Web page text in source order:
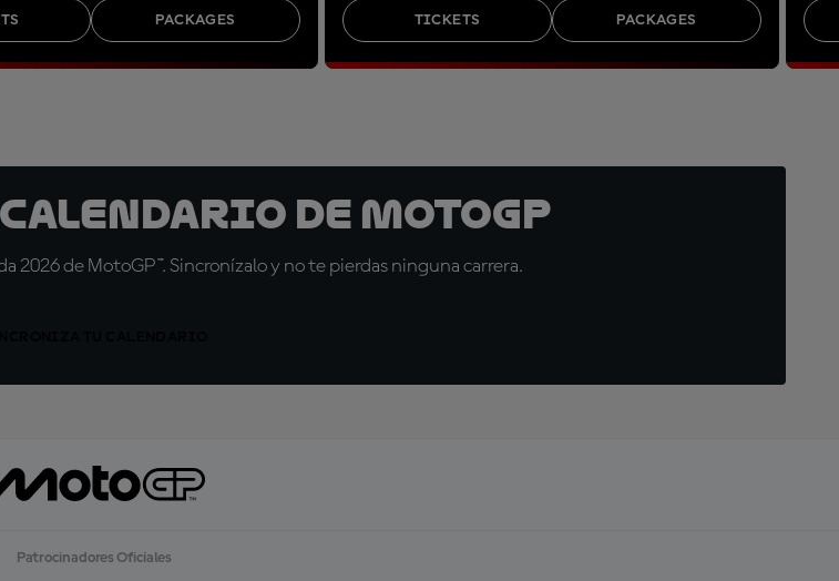
PACKAGES TICKETS PACKAGES
de MotoGP
2026 de MotoGP™. Sincronízalo y no te pierdas ninguna carrera.
Patrocinadores Oficiales